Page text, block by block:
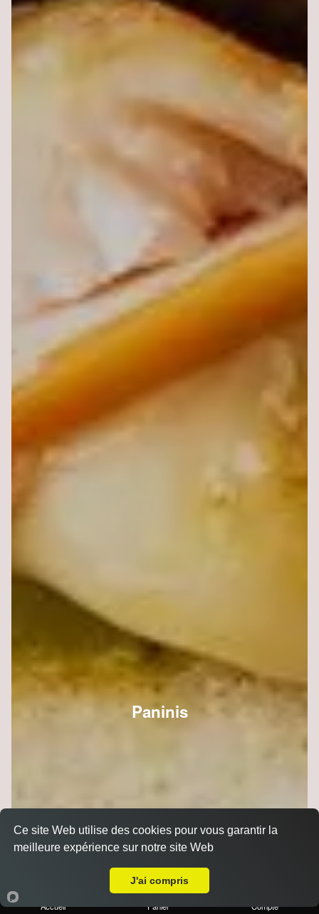
Paninis
Accueil Panier Compte
Ce site Web utilise des cookies pour vous garantir la
meilleure expérience sur notre site Web
J'ai compris